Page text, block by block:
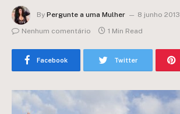
By Pergunte a uma Mulher
8 junho 2013
Nenhum comentário
1 Min Read
Facebook Twitter